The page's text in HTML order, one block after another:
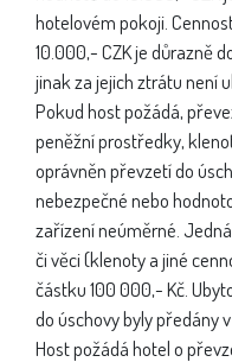
hotelovém pokoji.
10.000,- CZK je důrazně
jinak za jejich ztrátu není
Pokud host požádá,
peněžní prostředky,
oprávněn převzetí do
nebezpečné nebo
zařízení neúměrné.
či věci (klenoty a jiné
částku 100 000,- Kč.
do úschovy byly předány
Host požádá hotel o